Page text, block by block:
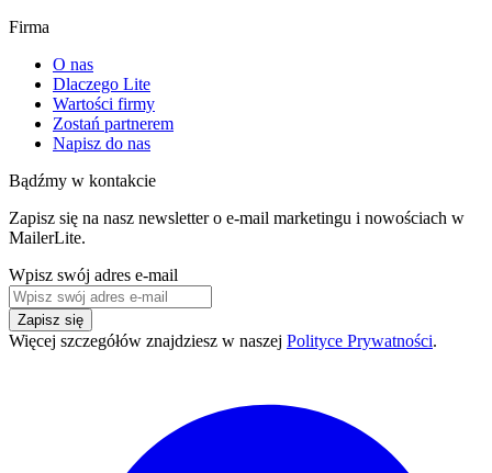
Firma
O nas
Dlaczego Lite
Wartości firmy
Zostań partnerem
Napisz do nas
Bądźmy w kontakcie
Zapisz się na nasz newsletter o e-mail marketingu i nowościach w
MailerLite.
Wpisz swój adres e-mail
Zapisz się
Więcej szczegółów znajdziesz w naszej Polityce Prywatności.